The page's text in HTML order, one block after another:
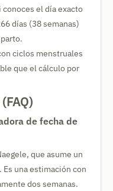
conoces el día exacto
días (38 semanas)
ciclos menstruales
que el cálculo por
de fecha de
que asume un
una estimación con
dos semanas.